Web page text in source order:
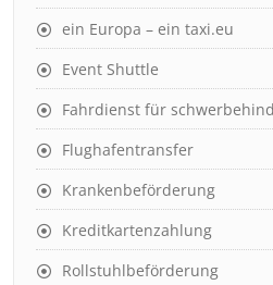
ein Europa – ein taxi.eu
Event Shuttle
Fahrdienst für
Flughafentransfer
Krankenbeförderung
Kreditkartenzahlung
Rollstuhlbeförderung